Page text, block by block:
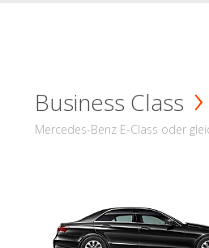
Business Class
Mercedes-Benz E-Class oder